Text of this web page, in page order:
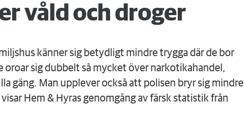
våld och droger
känner sig betydligt mindre trygga där de bor
oroar sig dubbelt så mycket över narkotikahandel,
gäng. Man upplever också att polisen bryr sig mindre
Hem & Hyras genomgång av färsk statistik från